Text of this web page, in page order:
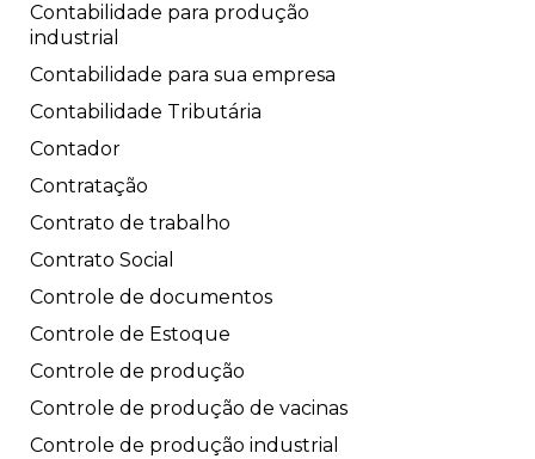
Contabilidade para produção
industrial
Contabilidade para sua empresa
Contabilidade Tributária
Contador
Contratação
Contrato de trabalho
Contrato Social
Controle de documentos
Controle de Estoque
Controle de produção
Controle de produção de vacinas
Controle de produção industrial